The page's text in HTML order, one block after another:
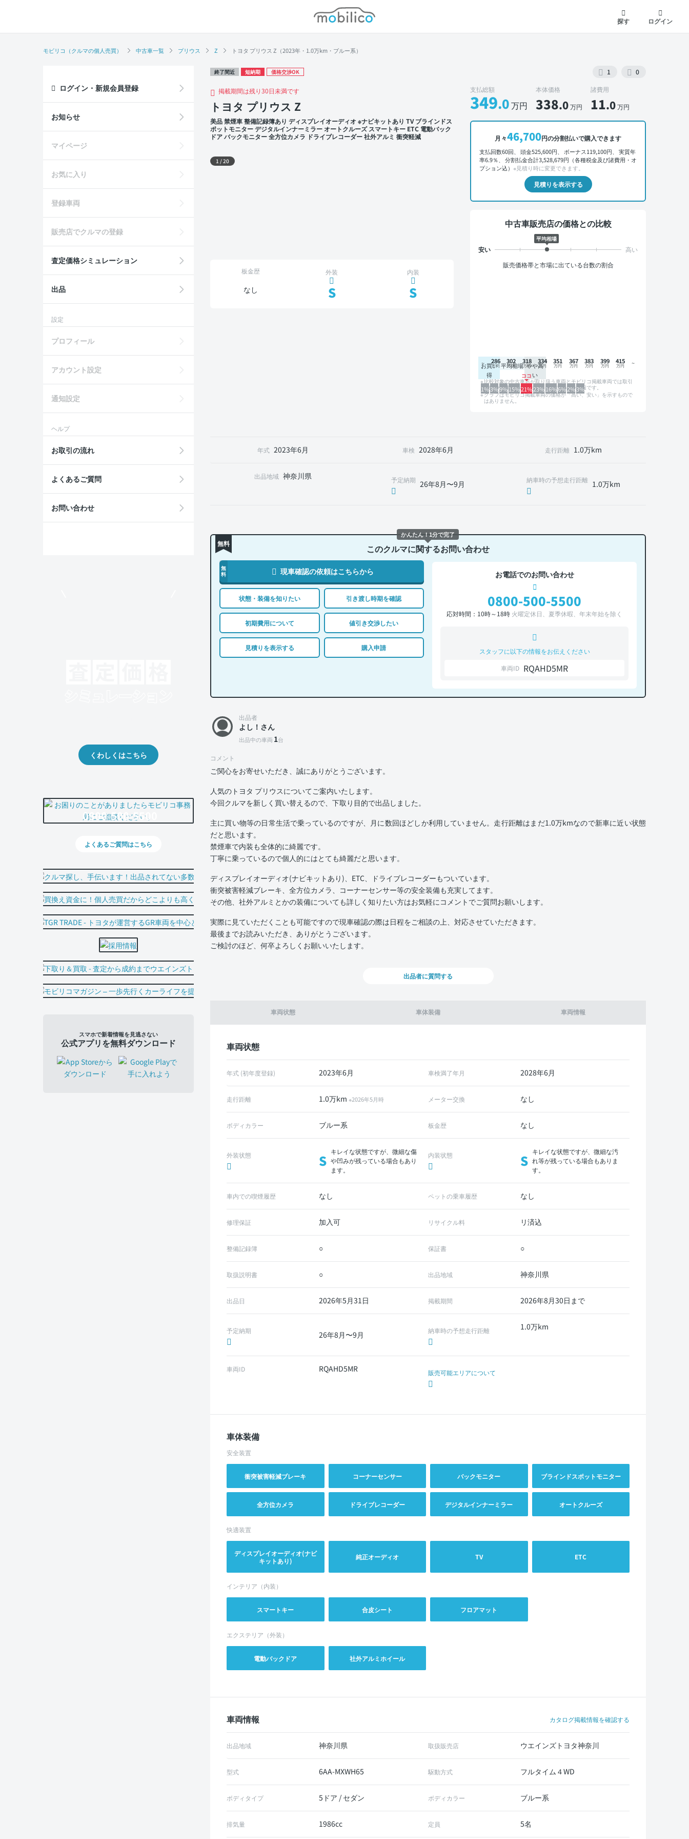
モビリコ
探す
ログイン
モビリコ（クルマの個人売買） 中古車一覧 プリウス Z トヨタ プリウス Z（2023年・1.0万km・ブルー系）
終了間近 短納期 価格交渉OK 1 0
掲載期間は残り30日未満です
トヨタ プリウス Z
美品 禁煙車 整備記録簿あり ディスプレイオーディオ ※ナビキットあり TV ブラインドス
ポットモニター デジタルインナーミラー オートクルーズ スマートキー ETC 電動バック
ドア バックモニター 全方位カメラ ドライブレコーダー 社外アルミ 衝突軽減
外装 左前
1 /20
支払総額
349.0万円
本体価格
338.0万円
諸費用
11.0万円
月々46,700円の分割払いで購入できます
支払回数60回、 頭金525,600円、 ボーナス119,100円、 実質年
率6.9％、 分割払金合計3,528,679円（各種税金及び諸費用・オ
プション込） ※見積り時に変更できます。
見積りを表示する
中古車販売店の価格との比較
平均相場
販売価格帯と市場に出ている台数の割合
お買い
得
平均相場 やや高
い
1%3%9%15%21%23%16%6%2%3%
286 302 318 334 351 367 383 399 415
比較対象の中古車店が取り扱う車両とモビリコ掲載車両では取引
形態や条件が異なるため、グラフは参考情報です。
グラフはモビリコ掲載車両の価格が「高い、安い」を示すもので
はありません。
板金歴
なし
外装
S
内装
S
年式 2023年6月 車検 2028年6月 走行距離 1.0万km
出品地域 神奈川県 予定納期 26年8月〜9月 納車時の予想走行距離 1.0万km
無料 このクルマに関するお問い合わせ
無
料
現車確認の依頼はこちらから
状態・装備を知りたい 引き渡し時期を確認
初期費用について 値引き交渉したい
見積りを表示する 購入申請
お電話でのお問い合わせ
0800-500-5500
応対時間：10時～18時 火曜定休日、夏季休暇、年末年始を除く
スタッフに以下の情報をお伝えください
車両ID RQAHD5MR
車両状態 車体装備 車両情報
車両状態
年式 (初年度登録) 2023年6月 車検満了年月 2028年6月
走行距離 1.0万km ※2026年5月時 メーター交換 なし
ボディカラー ブルー系 板金歴 なし
外装状態 S
キレイな状態ですが、微細な傷
や凹みが残っている場合もあり
ます。
内装状態 S
キレイな状態ですが、微細な汚
れ等が残っている場合もありま
す。
車内での喫煙履歴 なし ペットの乗車履歴 なし
修理保証 加入可 リサイクル料 リ済込
整備記録簿 ○ 保証書 ○
取扱説明書 ○ 出品地域 神奈川県
出品日 2026年5月31日 掲載期間 2026年8月30日まで
予定納期 26年8月〜9月 納車時の予想走行距離 1.0万km
車両ID RQAHD5MR 販売可能エリアについて
車体装備
安全装置
衝突被害軽減ブレーキ コーナーセンサー バックモニター ブラインドスポットモニター
全方位カメラ ドライブレコーダー デジタルインナーミラー オートクルーズ
快適装置
ディスプレイオーディオ(ナビ
キットあり)
純正オーディオ TV ETC
インテリア（内装）
スマートキー 合皮シート フロアマット
エクステリア（外装）
電動バックドア 社外アルミホイール
車両情報 カタログ掲載情報を確認する
出品地域 神奈川県 取扱販売店 ウエインズトヨタ神奈川
型式 6AA-MXWH65 駆動方式 フルタイム４WD
ボディタイプ 5ドア / セダン ボディカラー ブルー系
排気量 1986cc 定員 5名
出品者
よし！さん
出品中の車両 1台
コメント
ご関心をお寄せいただき、誠にありがとうございます。
人気のトヨタ プリウスについてご案内いたします。
今回クルマを新しく買い替えるので、下取り目的で出品しました。
主に買い物等の日常生活で乗っているのですが、月に数回ほどしか利用していません。走行距離はまだ1.0万kmなので新車に近い状態
だと思います。
禁煙車で内装も全体的に綺麗です。
丁寧に乗っているので個人的にはとても綺麗だと思います。
ディスプレイオーディオ(ナビキットあり)、ETC、ドライブレコーダーもついています。
衝突被害軽減ブレーキ、全方位カメラ、コーナーセンサー等の安全装備も充実してます。
その他、社外アルミとかの装備についても詳しく知りたい方はお気軽にコメントでご質問お願いします。
実際に見ていただくことも可能ですので現車確認の際は日程をご相談の上、対応させていただきます。
最後までお読みいただき、ありがとうございます。
ご検討のほど、何卒よろしくお願いいたします。
出品者に質問する
ログイン・新規会員登録
お知らせ
マイページ
お気に入り
登録車両
販売店でクルマの登録
査定価格シミュレーション
出品
設定
プロフィール
アカウント設定
通知設定
ヘルプ
お取引の流れ
よくあるご質問
お問い合わせ
くわしくはこちら
0800-500-5500
よくあるご質問はこちら
スマホで新着情報を見逃さない
公式アプリを無料ダウンロード
かんたん！1分で完了